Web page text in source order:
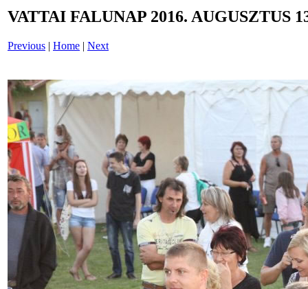
VATTAI FALUNAP 2016. AUGUSZTUS
Previous | Home | Next